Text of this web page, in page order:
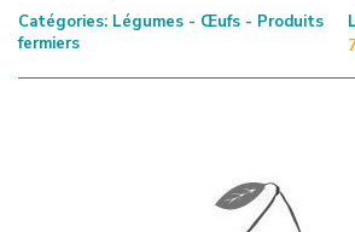
Catégories: Légumes - Œufs - Produits
fermiers